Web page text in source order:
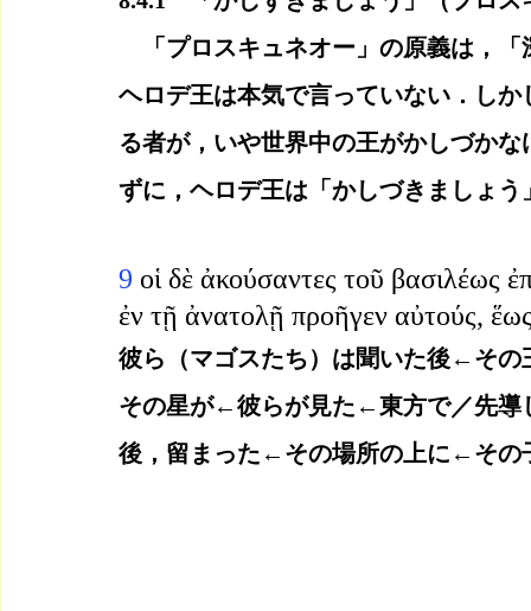
「プロスキュネオー」の原義は，「
ヘロデ王は本気で言っていない．し
る者が，いや世界中の王がかしづか
ずに，ヘロデ王は「かしづきましょ
9 οἱ δὲ ἀκούσαντες τοῦ βασιλέως
ἐν τῇ ἀνατολῇ προῆγεν αὐτούς,
彼ら（マゴスたち）は聞いた後←その
その星が←彼らが見た←東方で／先導
後，留まった←その場所の上に←その